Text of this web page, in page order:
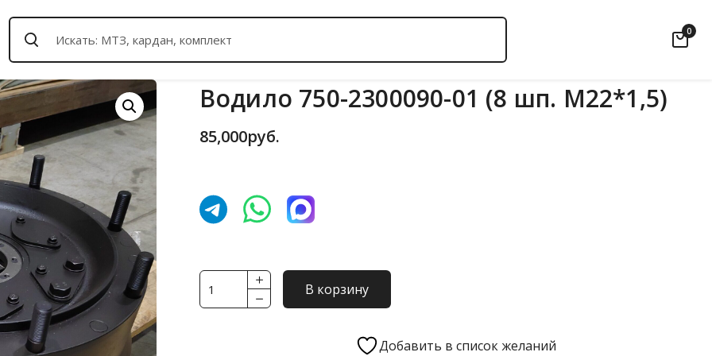
0
Водило 750-2300090-01 (8 шп. М22*1,5)
85,000руб.
Количество
товара
В корзину
Добавить в список желаний